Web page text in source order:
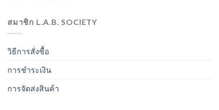
สมาชิก L.A.B. SOCIETY
วิธีการสั่งซื้อ
การชำระเงิน
การจัดส่งสินค้า